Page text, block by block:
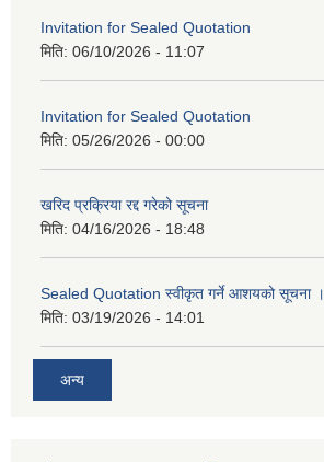
Invitation for Sealed Quotation
मिति: 06/10/2026 - 11:07
Invitation for Sealed Quotation
मिति: 05/26/2026 - 00:00
खरिद प्रक्रिया रद्द गरेको सूचना
मिति: 04/16/2026 - 18:48
Sealed Quotation स्वीकृत गर्ने आशयको सूचना ।
मिति: 03/19/2026 - 14:01
अन्य